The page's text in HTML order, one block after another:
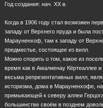
Год создания: нач. ХХ в.
Когда в 1906 году стал возможен
западу от Верхнего пруда и была
Марауненхоф, там к западу от
предместье, состоящее из вилл.
Можно спорить о том, какое из
время как в Амалиенау Кёртеаллее
весьма репрезентативных вилл,
историзма, дома в Марауненхофе,
примыкающей к северу аллеи
большинстве своём в позднем